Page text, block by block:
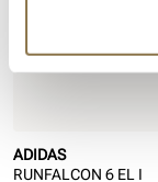
ADIDAS
RUNFALCON 6 EL I